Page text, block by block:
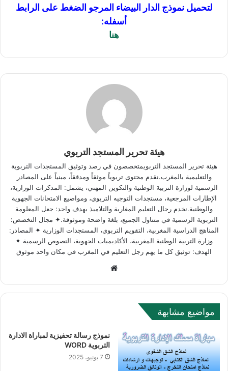
لتحميل نموذج الدار البيضاء المرجو الضغط على الرابط
أسفله:
هنا
هيئة تحرير المستجد التربوي
هيئة تحرير المستجد التربويمتخصصون في رصد وتوثيق المستجدات التربوية
والتعليمية بالمغرب.نقدم محتوى تربوياً موثقاً ومدققاً، مبنياً على المصادر
الرسمية لوزارة التربية الوطنية والتكوين المهني، يشمل: المذكرات الوزارية،
الإطارات المرجعية، مستجدات التوجيه التربوي، ومواضيع الامتحانات الجهوية
والوطنية.نخدم رجال التعليم المغاربة والتلاميذ بهدف واحد: جعل المعلومة
التربوية الرسمية في متناول الجميع، بلغة واضحة وموثوقة.✦ مجال التخصص:
المناهج الدراسية المغربية، التقويم التربوي، المستجدات الوزارية ✦ المصادر:
وزارة التربية الوطنية المغربية، الأكاديميات الجهوية، النصوص الرسمية ✦
الهدف: توثيق كل ما يهم رجل التعليم في المغرب في مكان واحد موثوق
b
e
مواضيع مشابهة
نموذج رسالة تحفيزية لمباراة الادارة
التربوية WORD
7 يونيو، 2025